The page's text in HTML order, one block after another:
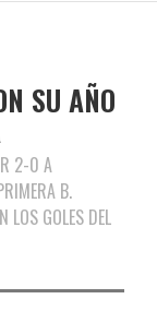
SU AÑO
2-0 A
B.
LOS GOLES DEL